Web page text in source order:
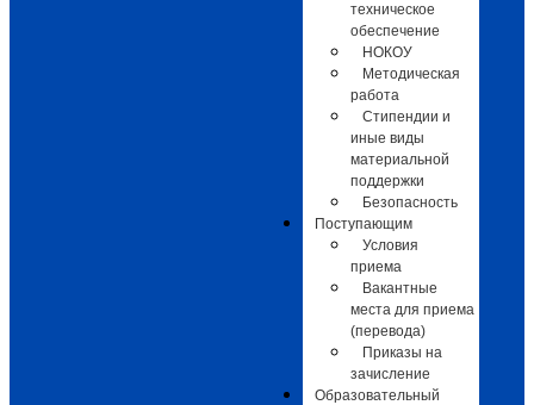
техническое
обеспечение
НОКОУ
Методическая
работа
Стипендии и
иные виды
материальной
поддержки
Безопасность
Поступающим
Условия
приема
Вакантные
места для приема
(перевода)
Приказы на
зачисление
Образовательный